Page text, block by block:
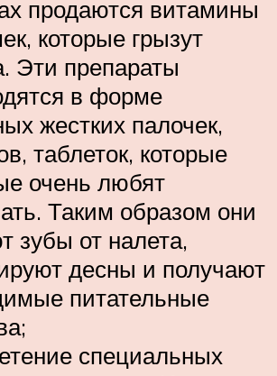
продаются витамины
которые грызут
Эти препараты
в форме
жестких палочек,
таблеток, которые
очень любят
Таким образом они
зубы от налета,
десны и получают
питательные
специальных